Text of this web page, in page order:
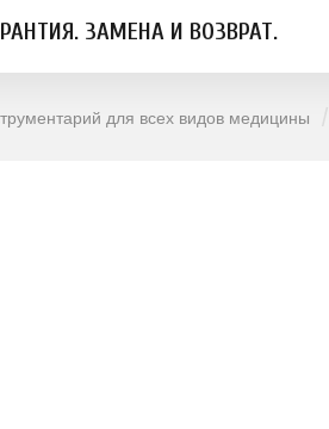
ЗАМЕНА И ВОЗВРАТ.
для всех видов медицины